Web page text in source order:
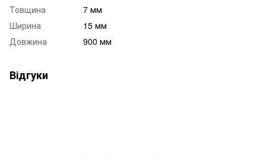
Товщина
7 мм
Ширина
15 мм
Довжина
900 мм
Відгуки